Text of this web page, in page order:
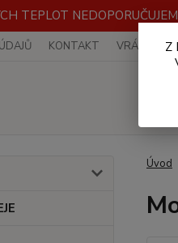
TEPLOT
KONTAKT VRÁCENÍ
Úvod
Z